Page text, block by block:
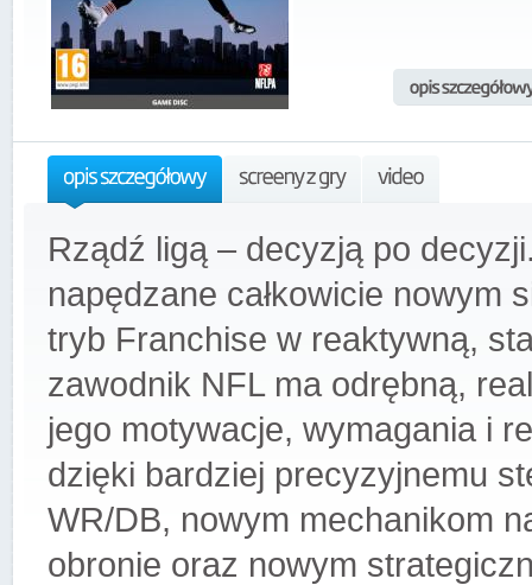
Rządź ligą – decyzją po
napędzane całkowicie nowym
tryb Franchise w reaktywną,
zawodnik NFL ma odrębną,
jego motywacje, wymagania i
dzięki bardziej precyzyjnemu
WR/DB, nowym mechanikom
obronie oraz nowym